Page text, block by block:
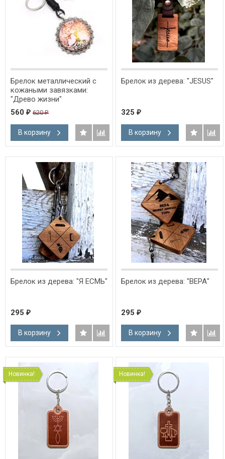
Брелок металлический с
кожаными завязками:
"Древо жизни"
560 ₽ 620₽
В корзину
Брелок из дерева: "JESUS"
325 ₽
В корзину
Брелок из дерева: "Я ЕСМЬ"
295 ₽
В корзину
Брелок из дерева: "ВЕРА"
295 ₽
В корзину
Новинка! Новинка!